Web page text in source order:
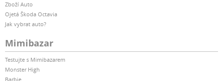
Zboží Auto
Ojetá Škoda Octavia
Jak vybrat auto?
Mimibazar
Testujte s Mimibazarem
Monster High
Barbie